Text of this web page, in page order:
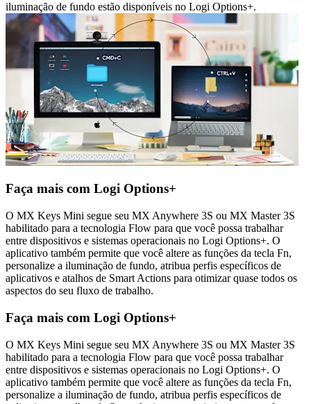
iluminação de fundo estão disponíveis no Logi Options+.
Faça mais com Logi Options+
O MX Keys Mini segue seu MX Anywhere 3S ou MX Master 3S
habilitado para a tecnologia Flow para que você possa trabalhar
entre dispositivos e sistemas operacionais no Logi Options+. O
aplicativo também permite que você altere as funções da tecla Fn,
personalize a iluminação de fundo, atribua perfis específicos de
aplicativos e atalhos de Smart Actions para otimizar quase todos os
aspectos do seu fluxo de trabalho.
Faça mais com Logi Options+
O MX Keys Mini segue seu MX Anywhere 3S ou MX Master 3S
habilitado para a tecnologia Flow para que você possa trabalhar
entre dispositivos e sistemas operacionais no Logi Options+. O
aplicativo também permite que você altere as funções da tecla Fn,
personalize a iluminação de fundo, atribua perfis específicos de